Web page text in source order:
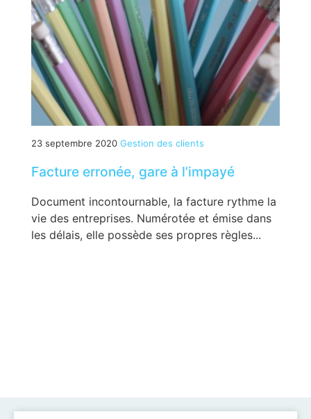
23 septembre 2020 Gestion des clients
Facture erronée, gare à l’impayé
Document incontournable, la facture rythme la
vie des entreprises. Numérotée et émise dans
les délais, elle possède ses propres règles...